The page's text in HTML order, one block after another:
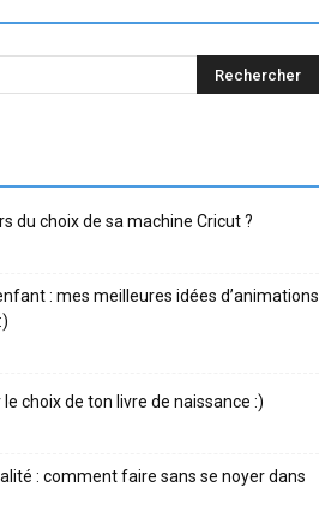
du choix de sa machine Cricut ?
: mes meilleures idées d’animations
choix de ton livre de naissance :)
: comment faire sans se noyer dans